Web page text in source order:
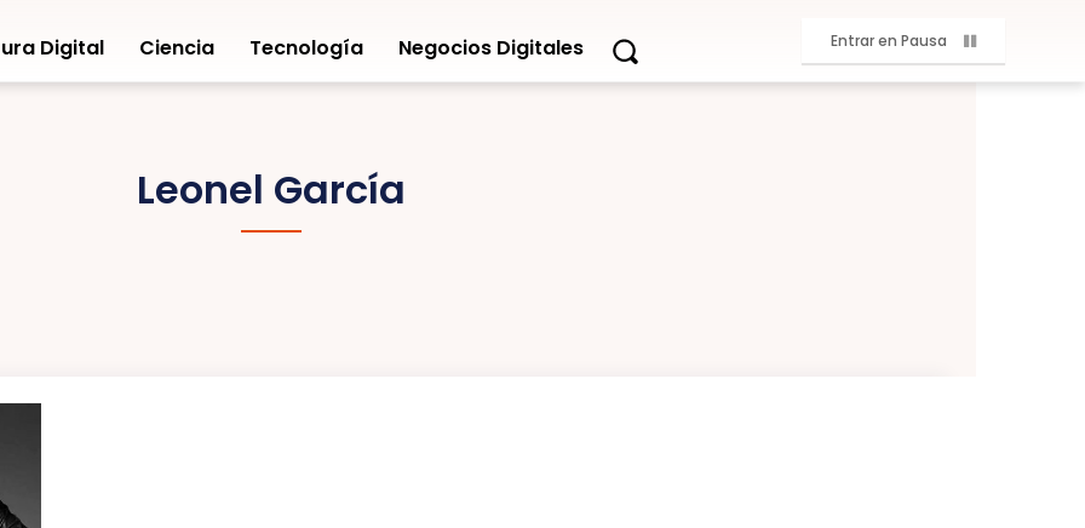
Digital Ciencia Tecnología Negocios Digitales Entrar en Pausa
Leonel García